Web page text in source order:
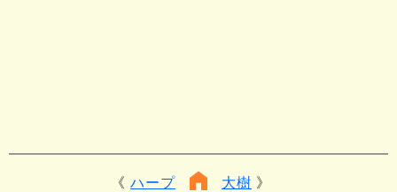
ハープ 大樹